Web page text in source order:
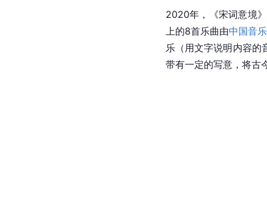
2020年，《宋词意境
上的8首乐曲由中国音
乐（用文字说明内容的
带有一定的写意，将古